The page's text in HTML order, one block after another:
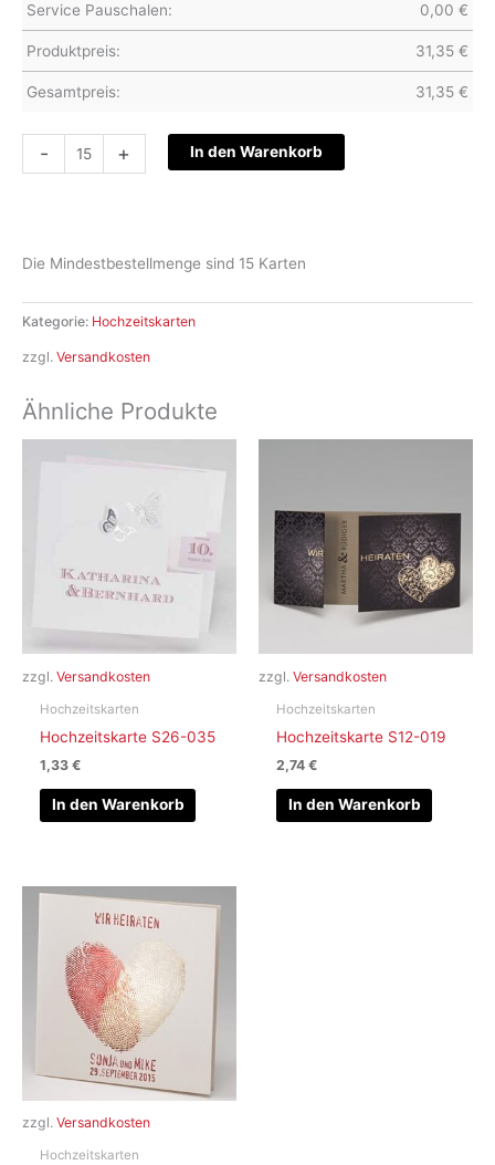
Service Pauschalen: 0,00 €
Produktpreis: 31,35 €
Gesamtpreis: 31,35 €
-
Hochzeitskarte
S21-
+ In den Warenkorb
Die Mindestbestellmenge sind 15 Karten
Kategorie: Hochzeitskarten
zzgl. Versandkosten
Ähnliche Produkte
zzgl. Versandkosten
Hochzeitskarten
Hochzeitskarte S26-035
1,33€
In den Warenkorb
zzgl. Versandkosten
Hochzeitskarten
Hochzeitskarte S12-019
2,74€
In den Warenkorb
zzgl. Versandkosten
Hochzeitskarten